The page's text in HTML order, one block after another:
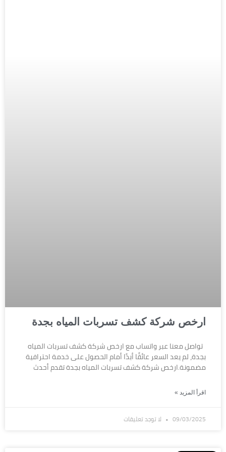
ارخص شركة كشف تسربات المياه بجدة
تواصل معنا عبر واتساب مع ارخص شركة كشف تسربات المياه
بجدة، لم يعد السعر عائقًا أبدًا أمام الحصول على خدمة احترافية
مضمونة.ارخص شركة كشف تسربات المياه بجدة تقدم أحدث
اقرأ المزيد »
09/03/2025 لا توجد تعليقات